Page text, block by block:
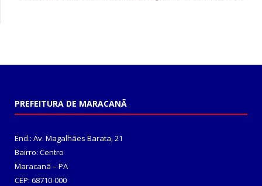
PREFEITURA DE MARACANÃ
End.: Av. Magalhães Barata, 21
Bairro: Centro
Maracanã – PA
CEP: 68710-000